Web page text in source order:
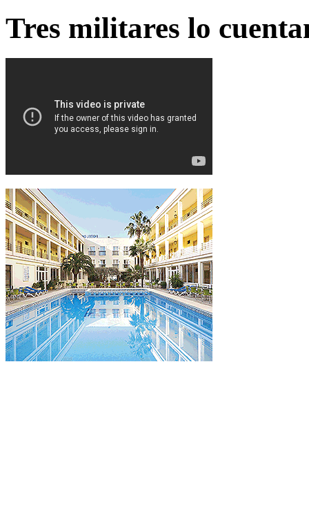
Tres militares lo